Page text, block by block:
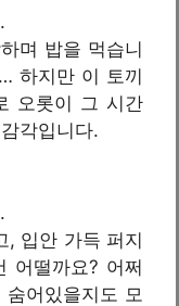
며 밥을 먹습니
하지만 이 토끼
오롯이 그 시간
각입니다.
, 입안 가득 퍼지
어떨까요? 어쩌
어있을지도 모